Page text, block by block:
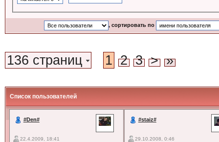
, сортировать по
136 страниц 1 2 3 > »
Список пользователей
#Den#
22.4.2009, 18:41
#staiz#
29.10.2008, 0:46